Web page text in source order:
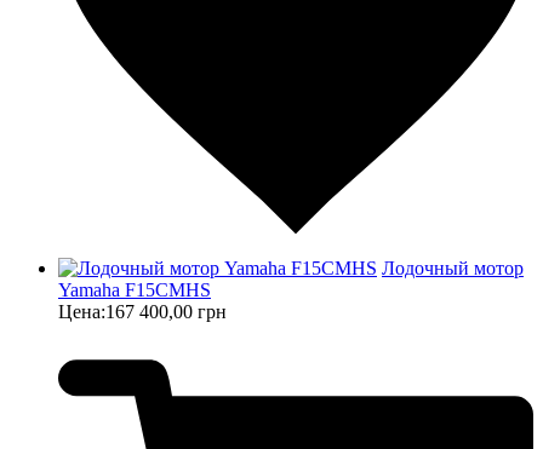
Лодочный мотор
Yamaha F15CMHS
Цена:167 400,00 грн